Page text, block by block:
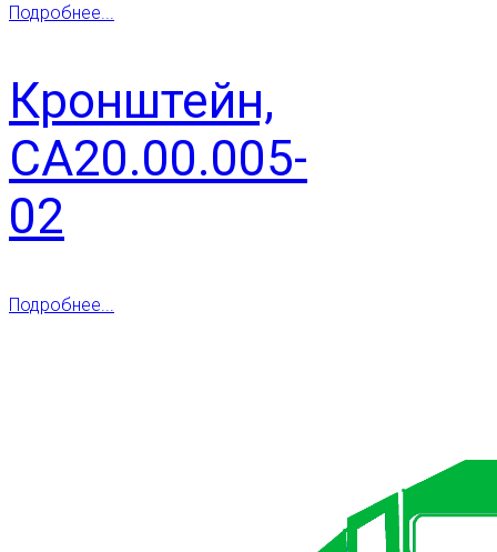
Подробнее...
Кронштейн,
СА20.00.005-
02
Подробнее...